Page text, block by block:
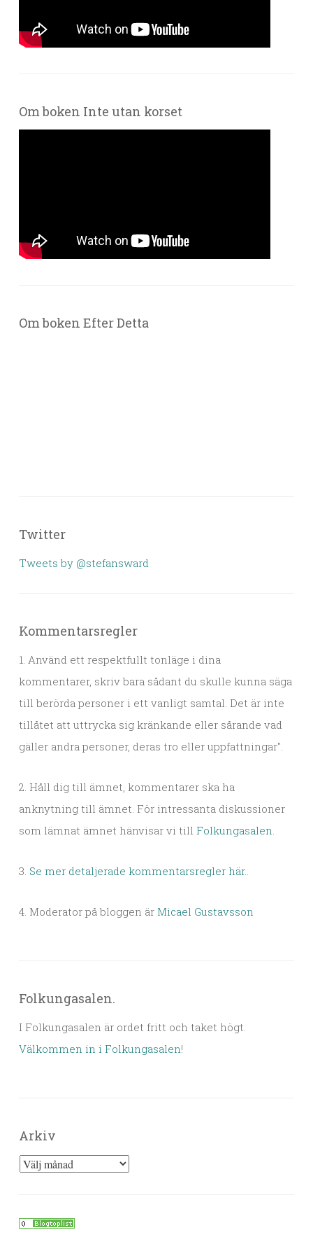
Om boken Inte utan korset
Om boken Efter Detta
Twitter
Tweets by @stefansward
Kommentarsregler
1. Använd ett respektfullt tonläge i dina
kommentarer, skriv bara sådant du skulle kunna säga
till berörda personer i ett vanligt samtal. Det är inte
tillåtet att uttrycka sig kränkande eller sårande vad
gäller andra personer, deras tro eller uppfattningar".
2. Håll dig till ämnet, kommentarer ska ha
anknytning till ämnet. För intressanta diskussioner
som lämnat ämnet hänvisar vi till Folkungasalen.
3. Se mer detaljerade kommentarsregler här..
4. Moderator på bloggen är Micael Gustavsson
Folkungasalen.
I Folkungasalen är ordet fritt och taket högt.
Välkommen in i Folkungasalen!
Arkiv
Arkiv